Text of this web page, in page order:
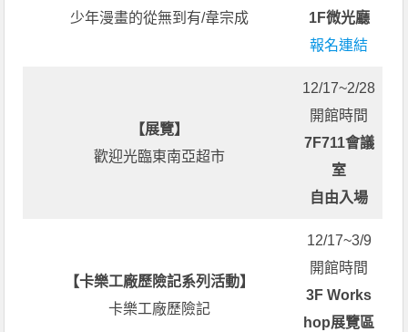
少年漫畫的從無到有/韋宗成
1F微光廳
報名連結
【展覽】
歡迎光臨東南亞超市
12/17~2/28
開館時間
7F711會議
室
自由入場
【卡樂工廠歷險記系列活動】
卡樂工廠歷險記
12/17~3/9
開館時間
3F Works
hop展覽區